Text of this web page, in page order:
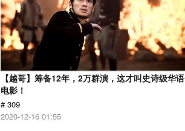
【越哥】筹备12年，2万群演，这才叫史诗级华语
电影！
# 309
2020-12-16 01:55